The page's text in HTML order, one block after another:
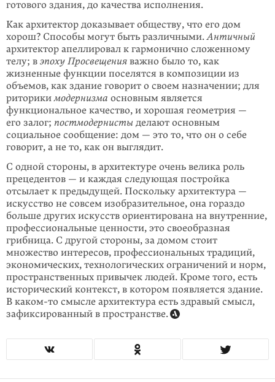
готового здания, до качества исполнения.
Как архитектор доказывает обществу, что его дом
хорош? Способы могут быть различными.Античный
архитектор апеллировал к гармонично сложенному
телу; в эпоху Просвещения важно было то, как
жизненные функции поселятся в композиции из
объемов, как здание говорит о своем назначении; для
риторикимодернизма основным является
функциональное качество, и хорошая геометрия —
его залог; постмодернисты делают основным
социальное сообщение: дом — это то, что он о себе
говорит, а не то, как он выглядит.
С одной стороны, в архитектуре очень велика роль
прецедентов — и каждая следующая постройка
отсылает к предыдущей. Поскольку архитектура —
искусство не совсем изобразительное, она гораздо
больше других искусств ориентирована на внутренние,
профессиональные ценности, это своеобразная
грибница. С другой стороны, за домом стоит
множество интересов, профессиональных традиций,
экономических, технологических ограничений и норм,
пространственных привычек людей. Кроме того, есть
исторический контекст, в котором появляется здание.
В каком-то смысле архитектура есть здравый смысл,
зафиксированный в пространстве.